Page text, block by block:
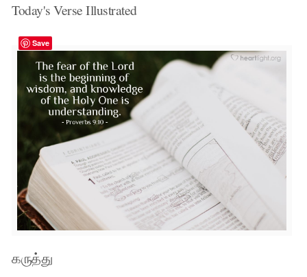
Today's Verse Illustrated
Save
கருத்து